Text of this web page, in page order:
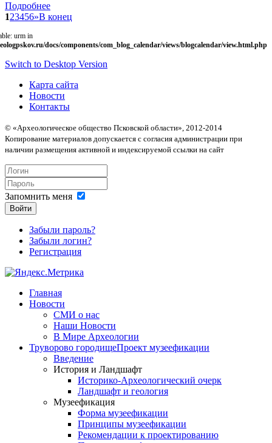
Подробнее
123456»В конец
urm in
docs/components/com_blog_calendar/views/blogcalendar/view.html.php
Switch to Desktop Version
Карта сайта
Новости
Контакты
© «Археологическое общество Псковской области», 2012-2014
Копирование материалов допускается с согласия администрации при
наличии размещения активной и индексируемой ссылки на сайт
Запомнить меня
Войти
Забыли пароль?
Забыли логин?
Регистрация
Главная
Новости
СМИ о нас
Наши Новости
В Мире Археологии
Труворово городищеПроект музеефикации
Введение
История и Ландшафт
Историко-Археологический очерк
Ландшафт и геология
Музеефикация
Форма музеефикации
Принципы музеефикации
Рекомендации к проектированию